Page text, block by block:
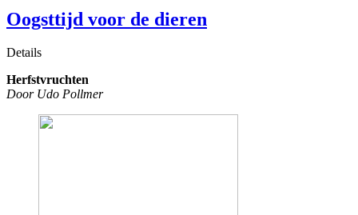
Oogsttijd voor de dieren
Details
Herfstvruchten
Door Udo Pollmer